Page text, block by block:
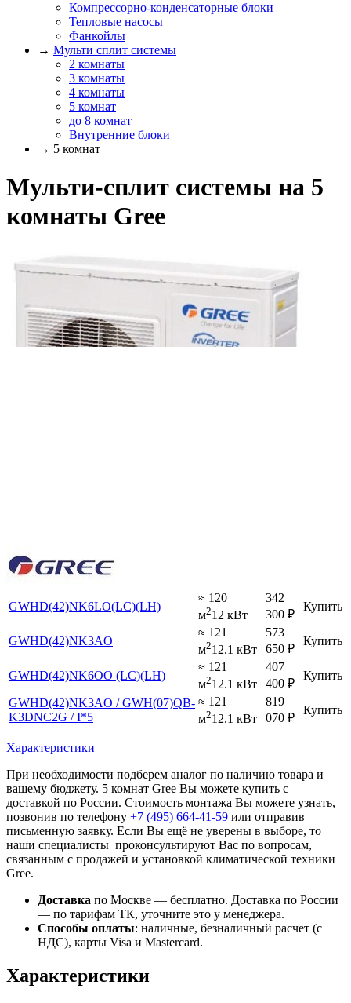
Компрессорно-конденсаторные блоки
Тепловые насосы
Фанкойлы
→ Мульти сплит системы
2 комнаты
3 комнаты
4 комнаты
5 комнат
до 8 комнат
Внутренние блоки
→ 5 комнат
Мульти-сплит системы на 5
комнаты Gree
GWHD(42)NK6LO(LC)(LH)
≈ 120
м212 кВт
342
300 ₽
Купить
GWHD(42)NK3AO
≈ 121
м212.1 кВт
573
650 ₽
Купить
GWHD(42)NK6OO (LC)(LH)
≈ 121
м212.1 кВт
407
400 ₽
Купить
GWHD(42)NK3AO / GWH(07)QB-
K3DNC2G / I*5
≈ 121
м212.1 кВт
819
070 ₽
Купить
Характеристики
При необходимости подберем аналог по наличию товара и
вашему бюджету. 5 комнат Gree Вы можете купить с
доставкой по России. Стоимость монтажа Вы можете узнать,
позвонив по телефону +7 (495) 664-41-59 или отправив
письменную заявку. Если Вы ещё не уверены в выборе, то
наши специалисты проконсультируют Вас по вопросам,
связанным с продажей и установкой климатической техники
Gree.
Доставка по Москве — бесплатно. Доставка по России
— по тарифам ТК, уточните это у менеджера.
Способы оплаты: наличные, безналичный расчет (с
НДС), карты Visa и Mastercard.
Характеристики